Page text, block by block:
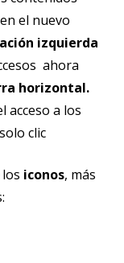
el nuevo
izquierda
ahora
horizontal.
acceso a los
clic
iconos, más